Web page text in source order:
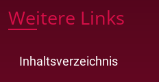
Weitere Links
Inhaltsverzeichnis